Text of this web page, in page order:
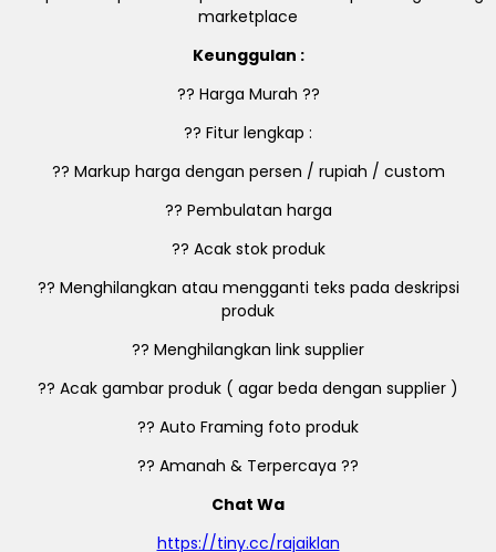
marketplace
Keunggulan :
?? Harga Murah ??
?? Fitur lengkap :
?? Markup harga dengan persen / rupiah / custom
?? Pembulatan harga
?? Acak stok produk
?? Menghilangkan atau mengganti teks pada deskripsi
produk
?? Menghilangkan link supplier
?? Acak gambar produk ( agar beda dengan supplier )
?? Auto Framing foto produk
?? Amanah & Terpercaya ??
Chat Wa
https://tiny.cc/rajaiklan